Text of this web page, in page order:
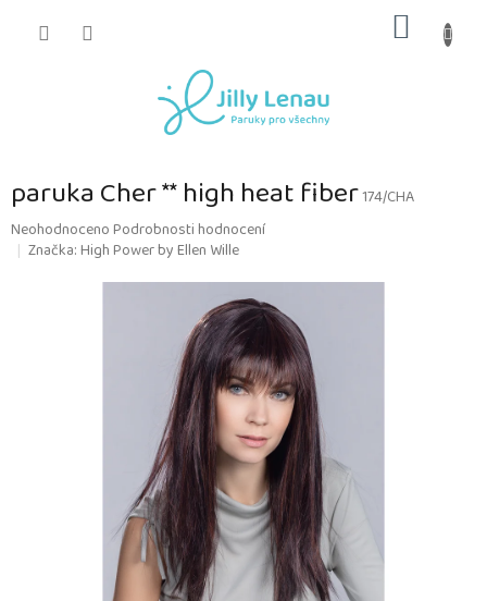
KOŠÍK
paruka Cher ** high heat fiber174/CHA
Průměrné
hodnocení
NeohodnocenoPodrobnosti hodnocení
Značka:High Power by Ellen Wille